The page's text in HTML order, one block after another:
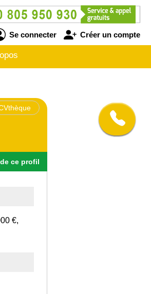
Se connecter Créer un compte
de ce profil
€,